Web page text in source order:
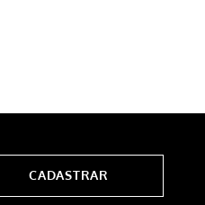
CADASTRAR